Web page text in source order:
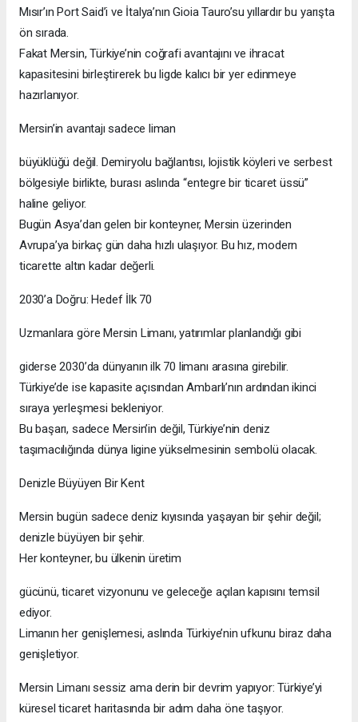
Mısır’ın Port Said’i ve İtalya’nın Gioia Tauro’su yıllardır bu yarışta
ön sırada.
Fakat Mersin, Türkiye’nin coğrafi avantajını ve ihracat
kapasitesini birleştirerek bu ligde kalıcı bir yer edinmeye
hazırlanıyor.
Mersin’in avantajı sadece liman
büyüklüğü değil. Demiryolu bağlantısı, lojistik köyleri ve serbest
bölgesiyle birlikte, burası aslında “entegre bir ticaret üssü”
haline geliyor.
Bugün Asya’dan gelen bir konteyner, Mersin üzerinden
Avrupa’ya birkaç gün daha hızlı ulaşıyor. Bu hız, modern
ticarette altın kadar değerli.
2030’a Doğru: Hedef İlk 70
Uzmanlara göre Mersin Limanı, yatırımlar planlandığı gibi
giderse 2030’da dünyanın ilk 70 limanı arasına girebilir.
Türkiye’de ise kapasite açısından Ambarlı’nın ardından ikinci
sıraya yerleşmesi bekleniyor.
Bu başarı, sadece Mersin’in değil, Türkiye’nin deniz
taşımacılığında dünya ligine yükselmesinin sembolü olacak.
Denizle Büyüyen Bir Kent
Mersin bugün sadece deniz kıyısında yaşayan bir şehir değil;
denizle büyüyen bir şehir.
Her konteyner, bu ülkenin üretim
gücünü, ticaret vizyonunu ve geleceğe açılan kapısını temsil
ediyor.
Limanın her genişlemesi, aslında Türkiye’nin ufkunu biraz daha
genişletiyor.
Mersin Limanı sessiz ama derin bir devrim yapıyor: Türkiye’yi
küresel ticaret haritasında bir adım daha öne taşıyor.